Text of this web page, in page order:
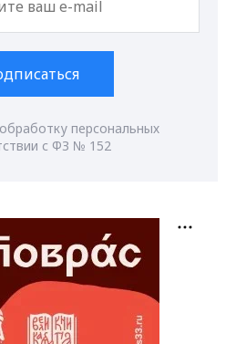
персональных
с ФЗ № 152